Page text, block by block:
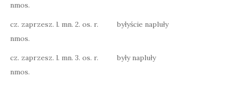
nmos.
cz. zaprzesz. l. mn. 2. os. r.
nmos.
byłyście napluły
cz. zaprzesz. l. mn. 3. os. r.
nmos.
były napluły